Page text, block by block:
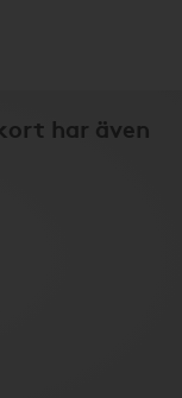
har även